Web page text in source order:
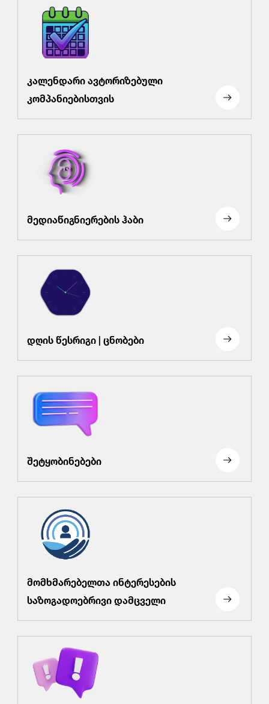
კალენდარი ავტორიზებული
კომპანიებისთვის
მედიაწიგნიერების ჰაბი
დღის წესრიგი | ცნობები
შეტყობინებები
მომხმარებელთა ინტერესების
საზოგადოებრივი დამცველი